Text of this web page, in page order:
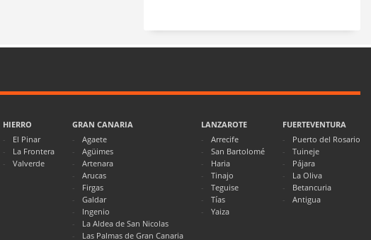
HIERRO
El Pinar
La Frontera
Valverde
GRAN CANARIA
Agaete
Agüimes
Artenara
Arucas
Firgas
Galdar
Ingenio
La Aldea de San Nicolas
Las Palmas de Gran Canaria
LANZAROTE
Arrecife
San Bartolomé
Haria
Tinajo
Teguise
Tías
Yaiza
FUERTEVENTURA
Puerto del Rosario
Tuineje
Pájara
La Oliva
Betancuria
Antigua